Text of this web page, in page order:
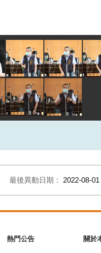
最後異動日期： 2022-08-01
熱門公告 關於